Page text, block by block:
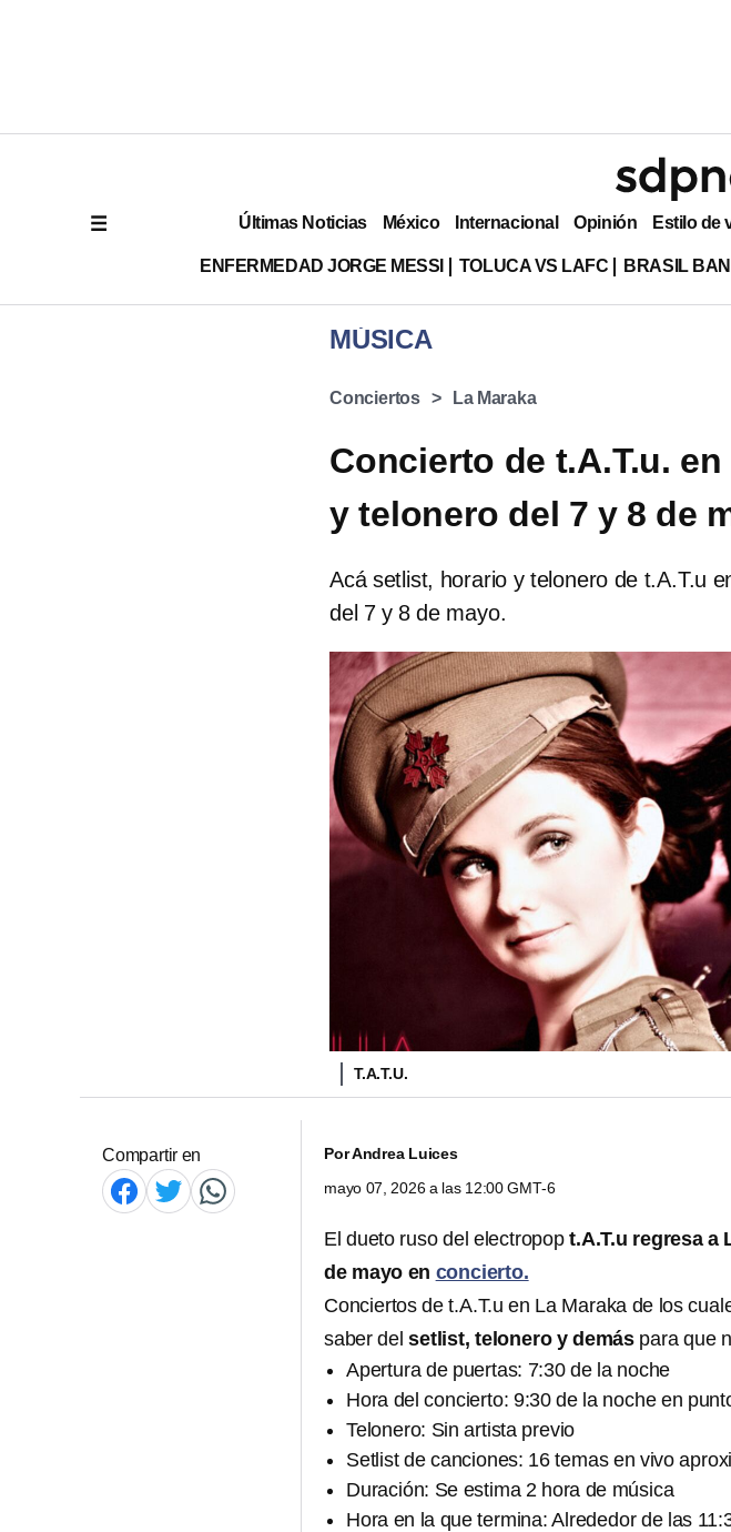
Últimas Noticias México Internacional Opinión Estilo de
ENFERMEDAD JORGE MESSI TOLUCA VS LAFC BRASIL
MÚSICA
Conciertos La Maraka
Concierto de t.A.T.u.
y telonero del 7 y 8 de
Acá setlist, horario y telonero de t.A.T.u
del 7 y 8 de mayo.
T.A.T.U.
Compartir en PorAndrea Luices
mayo 07, 2026 a las 12:00 GMT-6
El dueto ruso del electropopt.A.T.u regresa a
de mayo en concierto.
Conciertos de t.A.T.u en La Maraka de los
saber delsetlist, telonero y demás para que
Apertura de puertas: 7:30 de la noche
Hora del concierto: 9:30 de la noche en
Telonero: Sin artista previo
Setlist de canciones: 16 temas en vivo
Duración: Se estima 2 hora de música
Hora en la que termina: Alrededor de las